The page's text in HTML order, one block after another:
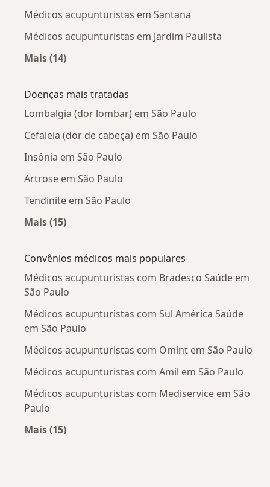
Médicos acupunturistas em Santana
Médicos acupunturistas em Jardim Paulista
Mais (14)
Doenças mais tratadas
Lombalgia (dor lombar) em São Paulo
Cefaleia (dor de cabeça) em São Paulo
Insônia em São Paulo
Artrose em São Paulo
Tendinite em São Paulo
Mais (15)
Convênios médicos mais populares
Médicos acupunturistas com Bradesco Saúde em
São Paulo
Médicos acupunturistas com Sul América Saúde
em São Paulo
Médicos acupunturistas com Omint em São Paulo
Médicos acupunturistas com Amil em São Paulo
Médicos acupunturistas com Mediservice em São
Paulo
Mais (15)